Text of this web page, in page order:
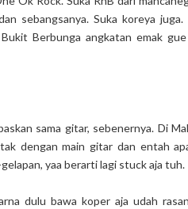
sebangsanya. Suka koreya
Berbunga angkatan emak
sama gitar, sebenernya. Di
dengan main gitar dan entah
yaa berarti lagi stuck aja tuh.
dulu bawa koper aja udah